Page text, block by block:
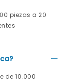
piezas a 20
de 10.000